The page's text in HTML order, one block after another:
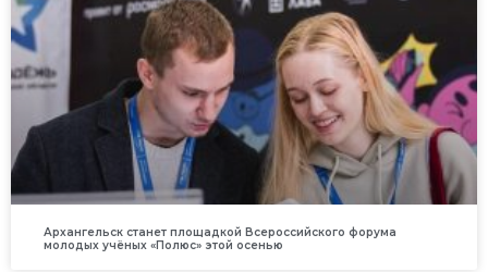
Архангельск станет площадкой Всероссийского форума
молодых учёных «Полюс» этой осенью